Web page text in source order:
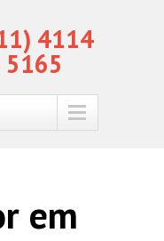
4114
em